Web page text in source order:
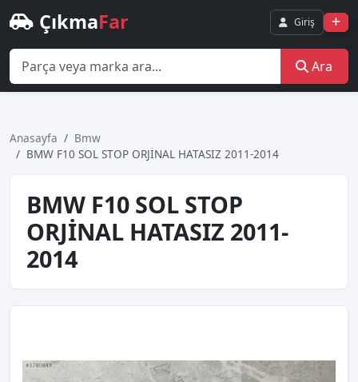
ÇıkmaFar Giriş
Ara
Anasayfa
Bmw
BMW F10 SOL STOP ORJİNAL HATASIZ 2011-2014
BMW F10 SOL STOP
ORJİNAL HATASIZ 2011-
2014